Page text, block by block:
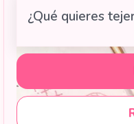
tutoriales
tejido
en
CTejidas